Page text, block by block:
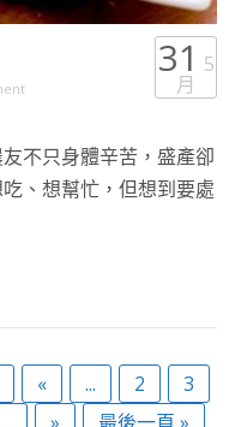
31 5
月
不只身體辛苦，盛產卻
、想幫忙，但想到要處
« ... 2
3